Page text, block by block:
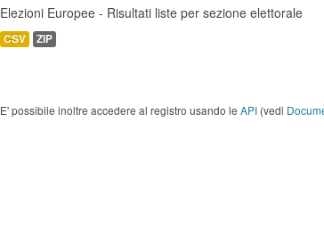
Elezioni Europee - Risultati liste per sezione elettorale
CSV ZIP
E' possibile inoltre accedere al registro usando le API (vedi